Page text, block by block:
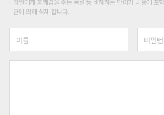
타인에게 불쾌감을 주는 욕설 등 비하하는 단어가 내용에 포
단에 의해 삭제 합니다.